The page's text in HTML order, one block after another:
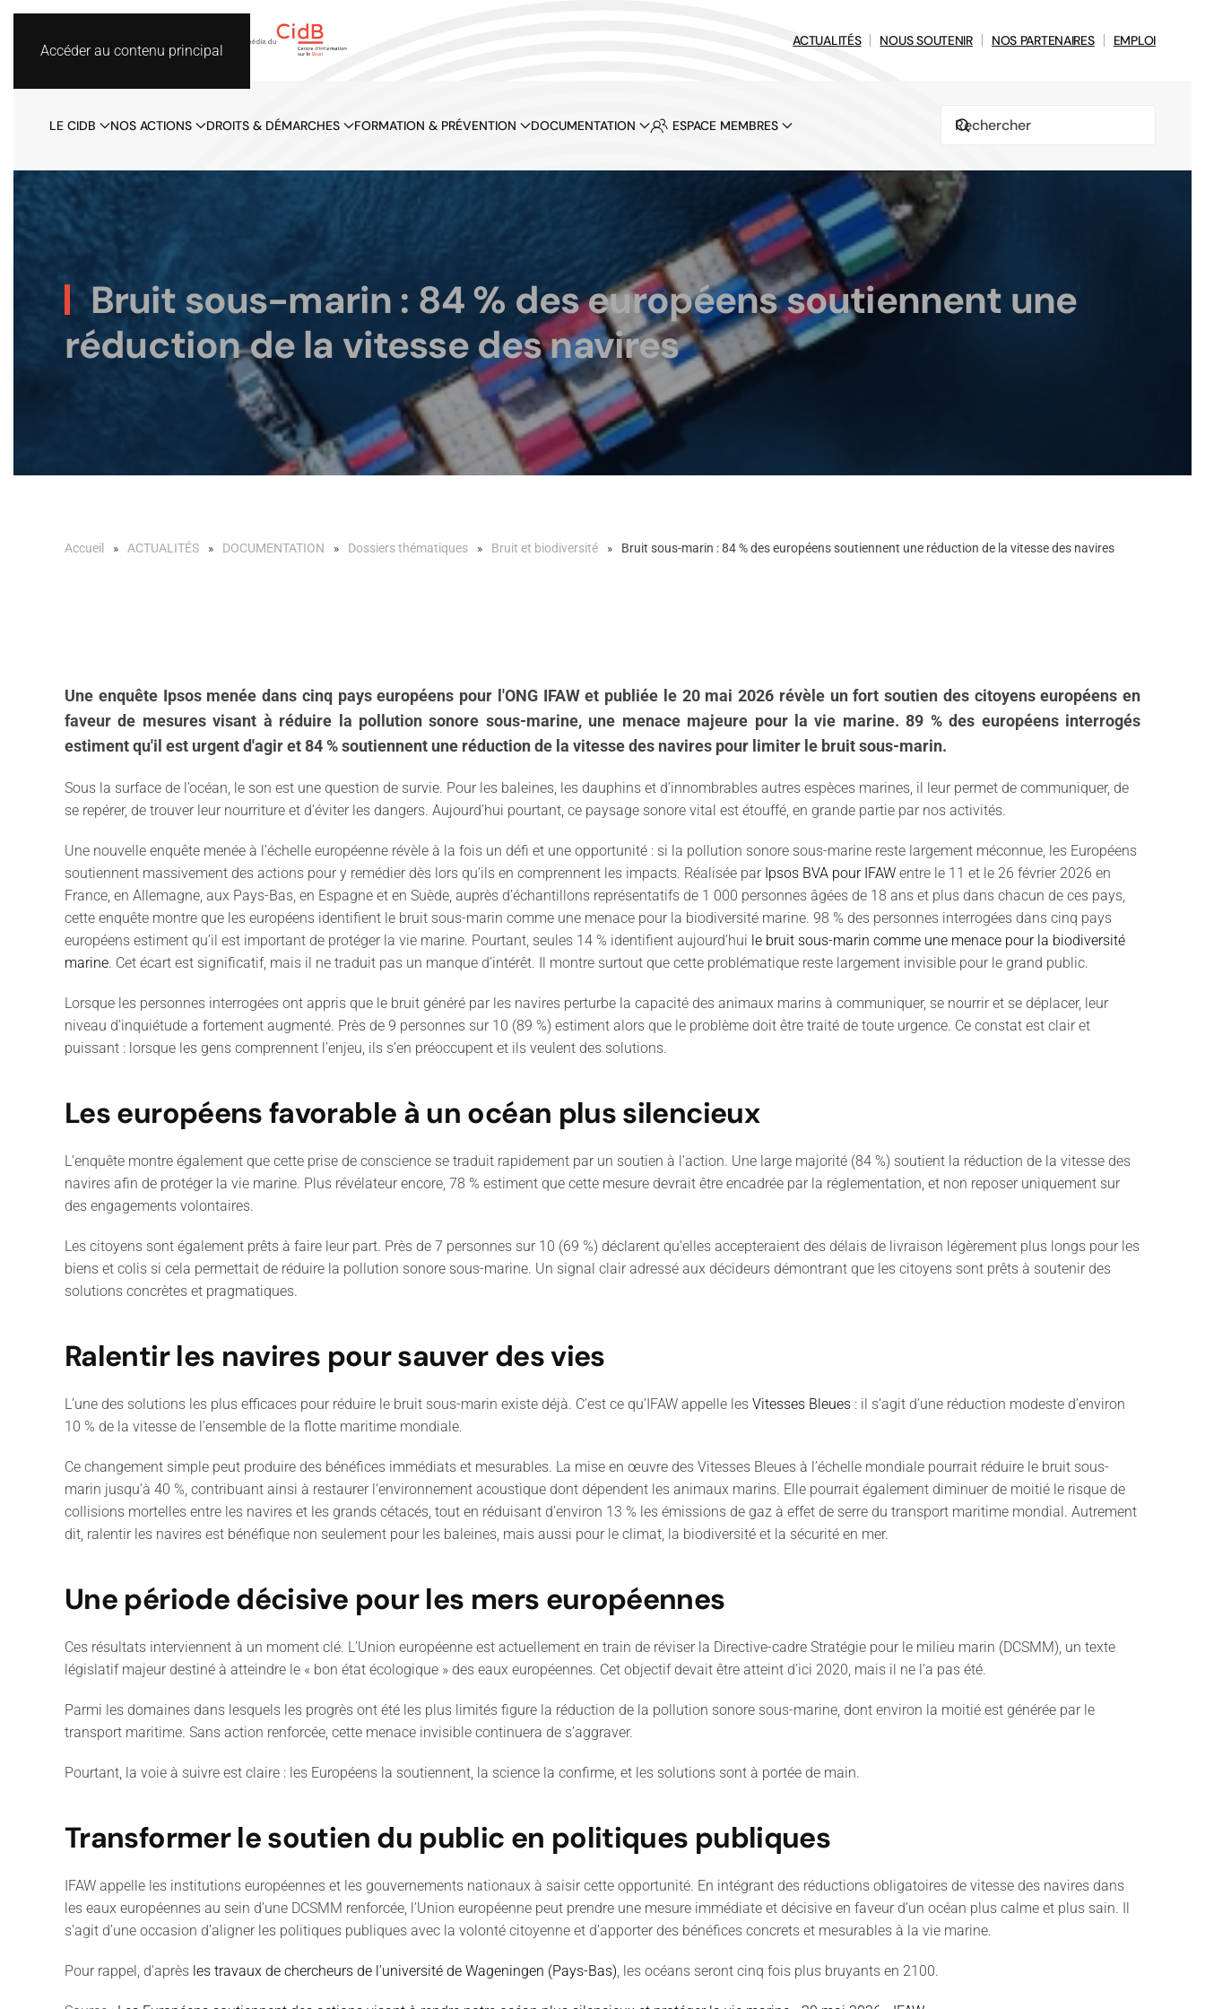
Accéder au contenu principal
ACTUALITÉS NOUS SOUTENIR NOS PARTENAIRES EMPLOI
LE CIDB NOS ACTIONS DROITS & DÉMARCHES FORMATION & PRÉVENTION DOCUMENTATION ESPACE MEMBRES
Bruit sous-marin : 84 % des européens soutiennent une
réduction de la vitesse des navires
Accueil ACTUALITÉS DOCUMENTATION Dossiers thématiques Bruit et biodiversité Bruit sous-marin : 84 % des européens soutiennent une réduction de la vitesse des navires
Une enquête Ipsos menée dans cinq pays européens pour l'ONG IFAW et publiée le 20 mai 2026 révèle un fort soutien des citoyens européens en
faveur de mesures visant à réduire la pollution sonore sous-marine, une menace majeure pour la vie marine. 89 % des européens interrogés
estiment qu'il est urgent d'agir et 84 % soutiennent une réduction de la vitesse des navires pour limiter le bruit sous-marin.
Sous la surface de l’océan, le son est une question de survie. Pour les baleines, les dauphins et d’innombrables autres espèces marines, il leur permet de communiquer, de
se repérer, de trouver leur nourriture et d’éviter les dangers. Aujourd’hui pourtant, ce paysage sonore vital est étouffé, en grande partie par nos activités.
Une nouvelle enquête menée à l’échelle européenne révèle à la fois un défi et une opportunité : si la pollution sonore sous-marine reste largement méconnue, les Européens
soutiennent massivement des actions pour y remédier dès lors qu’ils en comprennent les impacts. Réalisée par Ipsos BVA pour IFAW entre le 11 et le 26 février 2026 en
France, en Allemagne, aux Pays-Bas, en Espagne et en Suède, auprès d’échantillons représentatifs de 1 000 personnes âgées de 18 ans et plus dans chacun de ces pays,
cette enquête montre que les européens identifient le bruit sous-marin comme une menace pour la biodiversité marine. 98 % des personnes interrogées dans cinq pays
européens estiment qu’il est important de protéger la vie marine. Pourtant, seules 14 % identifient aujourd’hui le bruit sous-marin comme une menace pour la biodiversité
marine. Cet écart est significatif, mais il ne traduit pas un manque d’intérêt. Il montre surtout que cette problématique reste largement invisible pour le grand public.
Lorsque les personnes interrogées ont appris que le bruit généré par les navires perturbe la capacité des animaux marins à communiquer, se nourrir et se déplacer, leur
niveau d’inquiétude a fortement augmenté. Près de 9 personnes sur 10 (89 %) estiment alors que le problème doit être traité de toute urgence. Ce constat est clair et
puissant : lorsque les gens comprennent l’enjeu, ils s’en préoccupent et ils veulent des solutions.
Les européens favorable à un océan plus silencieux
L’enquête montre également que cette prise de conscience se traduit rapidement par un soutien à l’action. Une large majorité (84 %) soutient la réduction de la vitesse des
navires afin de protéger la vie marine. Plus révélateur encore, 78 % estiment que cette mesure devrait être encadrée par la réglementation, et non reposer uniquement sur
des engagements volontaires.
Les citoyens sont également prêts à faire leur part. Près de 7 personnes sur 10 (69 %) déclarent qu’elles accepteraient des délais de livraison légèrement plus longs pour les
biens et colis si cela permettait de réduire la pollution sonore sous-marine. Un signal clair adressé aux décideurs démontrant que les citoyens sont prêts à soutenir des
solutions concrètes et pragmatiques.
Ralentir les navires pour sauver des vies
L’une des solutions les plus efficaces pour réduire le bruit sous-marin existe déjà. C’est ce qu’IFAW appelle les Vitesses Bleues : il s’agit d’une réduction modeste d’environ
10 % de la vitesse de l’ensemble de la flotte maritime mondiale.
Ce changement simple peut produire des bénéfices immédiats et mesurables. La mise en œuvre des Vitesses Bleues à l’échelle mondiale pourrait réduire le bruit sous-
marin jusqu’à 40 %, contribuant ainsi à restaurer l’environnement acoustique dont dépendent les animaux marins. Elle pourrait également diminuer de moitié le risque de
collisions mortelles entre les navires et les grands cétacés, tout en réduisant d’environ 13 % les émissions de gaz à effet de serre du transport maritime mondial. Autrement
dit, ralentir les navires est bénéfique non seulement pour les baleines, mais aussi pour le climat, la biodiversité et la sécurité en mer.
Une période décisive pour les mers européennes
Ces résultats interviennent à un moment clé. L’Union européenne est actuellement en train de réviser la Directive-cadre Stratégie pour le milieu marin (DCSMM), un texte
législatif majeur destiné à atteindre le « bon état écologique » des eaux européennes. Cet objectif devait être atteint d’ici 2020, mais il ne l’a pas été.
Parmi les domaines dans lesquels les progrès ont été les plus limités figure la réduction de la pollution sonore sous-marine, dont environ la moitié est générée par le
transport maritime. Sans action renforcée, cette menace invisible continuera de s’aggraver.
Pourtant, la voie à suivre est claire : les Européens la soutiennent, la science la confirme, et les solutions sont à portée de main.
Transformer le soutien du public en politiques publiques
IFAW appelle les institutions européennes et les gouvernements nationaux à saisir cette opportunité. En intégrant des réductions obligatoires de vitesse des navires dans
les eaux européennes au sein d’une DCSMM renforcée, l’Union européenne peut prendre une mesure immédiate et décisive en faveur d’un océan plus calme et plus sain. Il
s’agit d’une occasion d’aligner les politiques publiques avec la volonté citoyenne et d’apporter des bénéfices concrets et mesurables à la vie marine.
Pour rappel, d'après les travaux de chercheurs de l'université de Wageningen (Pays-Bas), les océans seront cinq fois plus bruyants en 2100.